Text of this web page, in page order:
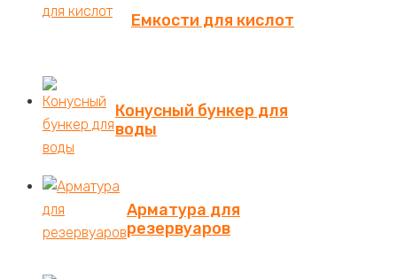
Емкости для кислот
Конусный бункер для
воды
Арматура для
резервуаров